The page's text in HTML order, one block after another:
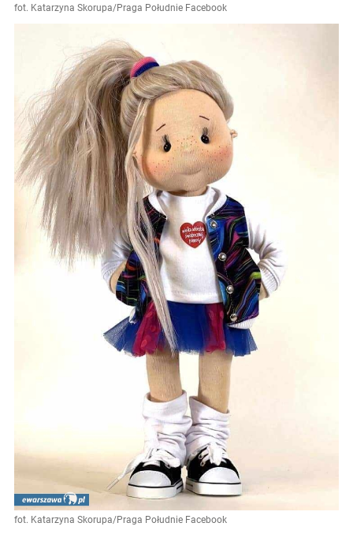
fot. Katarzyna Skorupa/Praga Południe Facebook
fot. Katarzyna Skorupa/Praga Południe Facebook